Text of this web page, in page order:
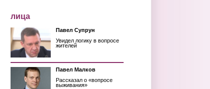
лица
Павел Супрун
Увидел логику в вопросе
жителей
Павел Малков
Рассказал о «вопросе
выживания»